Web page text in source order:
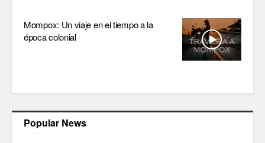
Mompox: Un viaje en el tiempo a la
época colonial
Popular News